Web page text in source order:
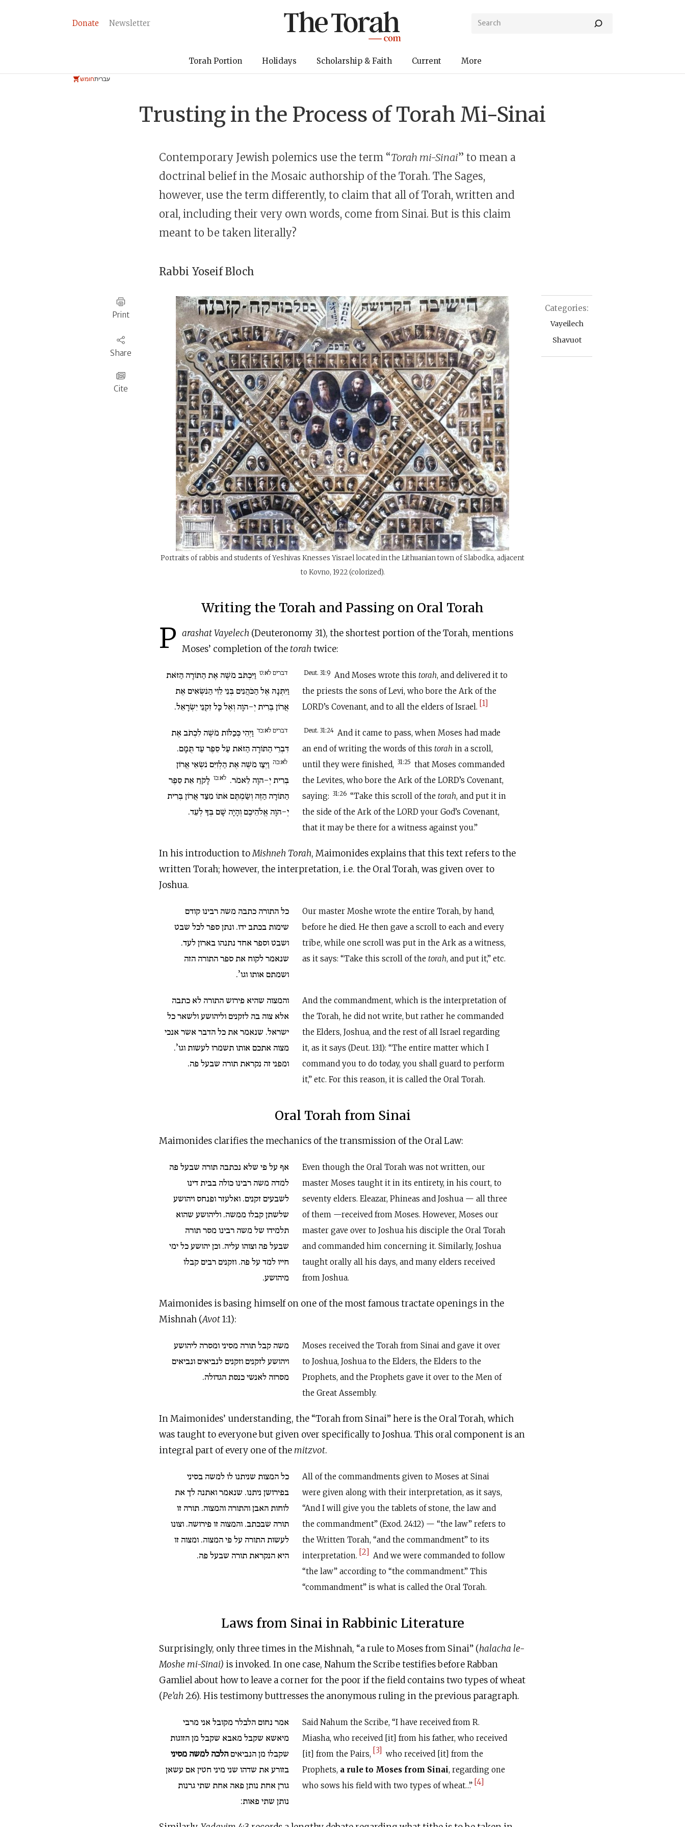
Donate Newsletter
Torah Portion Holidays Scholarship & Faith Current More
חומשעברית
Trusting in the Process of Torah Mi-Sinai
Contemporary Jewish polemics use the term “Torah mi-Sinai” to mean a
doctrinal belief in the Mosaic authorship of the Torah. The Sages,
however, use the term differently, to claim that all of Torah, written and
oral, including their very own words, come from Sinai. But is this claim
meant to be taken literally?
Rabbi Yoseif Bloch
Print
Share
Cite
Categories:
Vayeilech
Shavuot
Portraits of rabbis and students of Yeshivas Knesses Yisrael located in the Lithuanian town of Slabodka, adjacent
to Kovno, 1922 (colorized).
Writing the Torah and Passing on Oral Torah
P arashat Vayelech (Deuteronomy 31), the shortest portion of the Torah, mentions
Moses’ completion of the torah twice:
דברים לא:ט וַיִּכְתֹּב מֹשֶׁה אֶת הַתּוֹרָה הַזֹּאת
וַיִּתְּנָהּ אֶל הַכֹּהֲנִים בְּנֵי לֵוִי הַנֹּשְׂאִים אֶת
אֲרוֹן בְּרִית יְ-הוָה וְאֶל כָּל זִקְנֵי יִשְׂרָאֵל.
Deut. 31:9 And Moses wrote thistorah, and delivered it to
the priests the sons of Levi, who bore the Ark of the
LORD’s Covenant, and to all the elders of Israel. [1]
דברים לא:כד וַיְהִי כְּכַלּוֹת מֹשֶׁה לִכְתֹּב אֶת
דִּבְרֵי הַתּוֹרָה הַזֹּאת עַל סֵפֶר עַד תֻּמָּם.
לא:כה וַיְצַו מֹשֶׁה אֶת הַלְוִיִּם נֹשְׂאֵי אֲרוֹן
בְּרִית יְ-הוָה לֵאמֹר. לא:כו לָקֹחַ אֵת סֵפֶר
הַתּוֹרָה הַזֶּה וְשַׂמְתֶּם אֹתוֹ מִצַּד אֲרוֹן בְּרִית
יְ-הוָה אֱלֹהֵיכֶם וְהָיָה שָׁם בְּךָ לְעֵד.
Deut. 31:24 And it came to pass, when Moses had made
an end of writing the words of thistorah in a scroll,
until they were finished, 31:25 that Moses commanded
the Levites, who bore the Ark of the LORD’s Covenant,
saying: 31:26 “Take this scroll of thetorah, and put it in
the side of the Ark of the LORD your God’s Covenant,
that it may be there for a witness against you.”
In his introduction toMishneh Torah, Maimonides explains that this text refers to the
written Torah; however, the interpretation, i.e. the Oral Torah, was given over to
Joshua.
כל התורה כתבה משה רבינו קודם
שימות בכתב ידו. ונתן ספר לכל שבט
ושבט וספר אחד נתנהו בארון לעד.
שנאמר לקוח את ספר התורה הזה
ושמתם אותו וגו’.
Our master Moshe wrote the entire Torah, by hand,
before he died. He then gave a scroll to each and every
tribe, while one scroll was put in the Ark as a witness,
as it says: “Take this scroll of thetorah, and put it,” etc.
והמצוה שהיא פירוש התורה לא כתבה
אלא צוה בה לזקנים וליהושע ולשאר כל
ישראל. שנאמר את כל הדבר אשר אנכי
מצוה אתכם אותו תשמרו לעשות וגו’.
ומפני זה נקראת תורה שבעל פה.
And the commandment, which is the interpretation of
the Torah, he did not write, but rather he commanded
the Elders, Joshua, and the rest of all Israel regarding
it, as it says (Deut. 13:1): “The entire matter which I
command you to do today, you shall guard to perform
it,” etc. For this reason, it is called the Oral Torah.
Oral Torah from Sinai
Maimonides clarifies the mechanics of the transmission of the Oral Law:
אף על פי שלא נכתבה תורה שבעל פה
למדה משה רבינו כולה בבית דינו
לשבעים זקנים. ואלעזר ופנחס ויהושע
שלשתן קבלו ממשה. וליהושע שהוא
תלמידו של משה רבינו מסר תורה
שבעל פה וצוהו עליה. וכן יהושע כל ימי
חייו למד על פה. וזקנים רבים קבלו
מיהושע.
Even though the Oral Torah was not written, our
master Moses taught it in its entirety, in his court, to
seventy elders. Eleazar, Phineas and Joshua — all three
of them —received from Moses. However, Moses our
master gave over to Joshua his disciple the Oral Torah
and commanded him concerning it. Similarly, Joshua
taught orally all his days, and many elders received
from Joshua.
Maimonides is basing himself on one of the most famous tractate openings in the
Mishnah (Avot1:1):
משה קבל תורה מסיני ומסרה ליהושע
ויהושע לזקנים וזקנים לנביאים ונביאים
מסרוה לאנשי כנסת הגדולה.
Moses received the Torah from Sinai and gave it over
to Joshua, Joshua to the Elders, the Elders to the
Prophets, and the Prophets gave it over to the Men of
the Great Assembly.
In Maimonides’ understanding, the “Torah from Sinai” here is the Oral Torah, which
was taught to everyone but given over specifically to Joshua. This oral component is an
integral part of every one of the mitzvot.
כל המצות שניתנו לו למשה בסיני
בפירושן ניתנו. שנאמר ואתנה לך את
לוחות האבן והתורה והמצוה. תורה זו
תורה שבכתב. והמצוה זו פירושה. וצונו
לעשות התורה על פי המצוה. ומצוה זו
היא הנקראת תורה שבעל פה.
All of the commandments given to Moses at Sinai
were given along with their interpretation, as it says,
“And I will give you the tablets of stone, the law and
the commandment” (Exod. 24:12) — “the law” refers to
the Written Torah, “and the commandment” to its
interpretation. [2] And we were commanded to follow
“the law” according to “the commandment.” This
“commandment” is what is called the Oral Torah.
Laws from Sinai in Rabbinic Literature
Surprisingly, only three times in the Mishnah, “a rule to Moses from Sinai” (halacha le-
Moshe mi-Sinai) is invoked. In one case, Nahum the Scribe testifies before Rabban
Gamliel about how to leave a corner for the poor if the field contains two types of wheat
(Pe’ah 2:6). His testimony buttresses the anonymous ruling in the previous paragraph.
אמר נחום הלבלר מקובל אני מרבי
מיאשא שקבל מאבא שקבל מן הזוגות
שקבלו מן הנביאיםהלכה למשה מסיני
בזורע את שדהו שני מיני חטין אם עשאן
גורן אחת נותן פאה אחת שתי גרנות
נותן שתי פאות:
Said Nahum the Scribe, “I have received from R.
Miasha, who received [it] from his father, who received
[it] from the Pairs, [3] who received [it] from the
Prophets, a rule to Moses from Sinai, regarding one
who sows his field with two types of wheat…” [4]